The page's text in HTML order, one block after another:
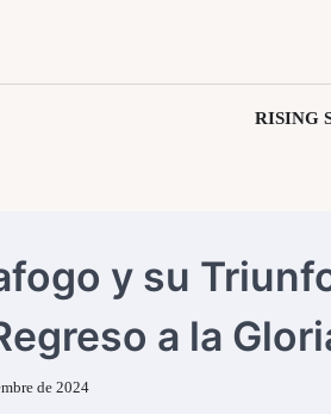
RISING
y su
a la
de 2024